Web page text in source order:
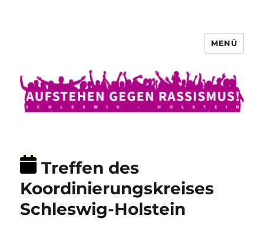
Aufstehen gegen Rassismus
MENÜ
Treffen des
Koordinierungskreises
Schleswig-Holstein